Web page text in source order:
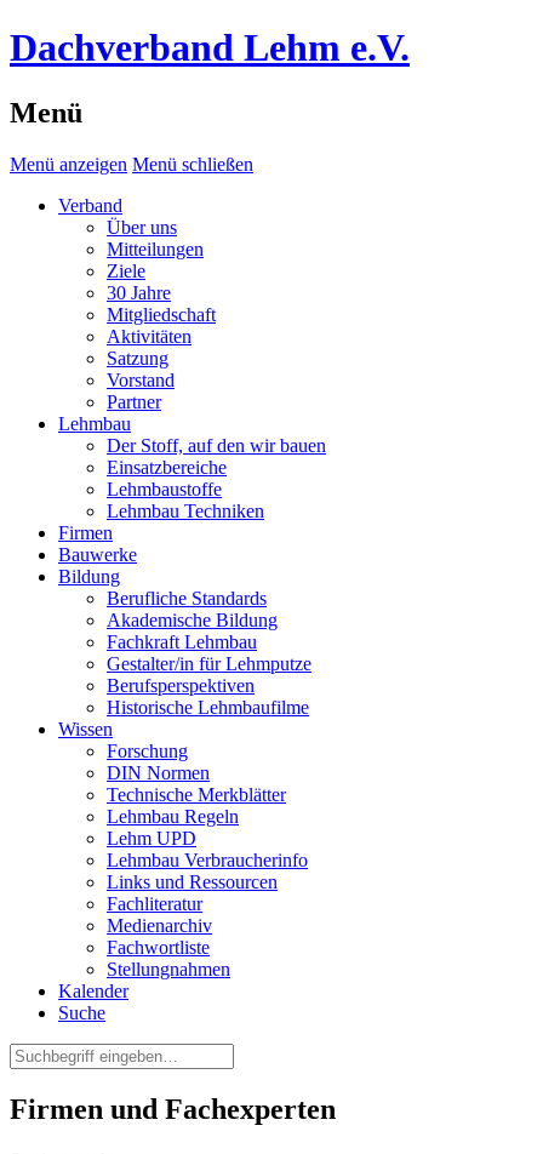
Dachverband Lehm e.V.
Menü
Menü anzeigen Menü schließen
Verband
Über uns
Mitteilungen
Ziele
30 Jahre
Mitgliedschaft
Aktivitäten
Satzung
Vorstand
Partner
Lehmbau
Der Stoff, auf den wir bauen
Einsatzbereiche
Lehmbaustoffe
Lehmbau Techniken
Firmen
Bauwerke
Bildung
Berufliche Standards
Akademische Bildung
Fachkraft Lehmbau
Gestalter/in für Lehmputze
Berufsperspektiven
Historische Lehmbaufilme
Wissen
Forschung
DIN Normen
Technische Merkblätter
Lehmbau Regeln
Lehm UPD
Lehmbau Verbraucherinfo
Links und Ressourcen
Fachliteratur
Medienarchiv
Fachwortliste
Stellungnahmen
Kalender
Suche
Firmen und Fachexperten